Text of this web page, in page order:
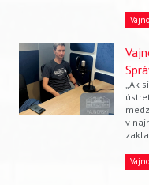
„Ak
v